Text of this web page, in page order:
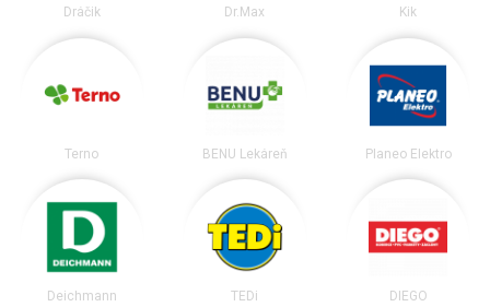
Dráčik Dr.Max Kik
Terno BENU Lekáreň Planeo Elektro
Deichmann TEDi DIEGO